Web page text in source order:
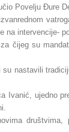
Povelju Đure
na intervencije-
čijeg su
nastavili
Ivanić, ujedno
društvima,